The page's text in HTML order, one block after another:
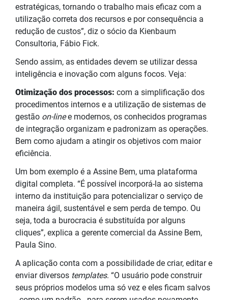
estratégicas, tornando o trabalho mais eficaz com a
utilização correta dos recursos e por consequência a
redução de custos”, diz o sócio da Kienbaum
Consultoria, Fábio Fick.
Sendo assim, as entidades devem se utilizar dessa
inteligência e inovação com alguns focos. Veja:
Otimização dos processos: com a simplificação dos
procedimentos internos e a utilização de sistemas de
gestão on-linee modernos, os conhecidos programas
de integração organizam e padronizam as operações.
Bem como ajudam a atingir os objetivos com maior
eficiência.
Um bom exemplo é a Assine Bem, uma plataforma
digital completa. “É possível incorporá-la ao sistema
interno da instituição para potencializar o serviço de
maneira ágil, sustentável e sem perda de tempo. Ou
seja, toda a burocracia é substituída por alguns
cliques”, explica a gerente comercial da Assine Bem,
Paula Sino.
A aplicação conta com a possibilidade de criar, editar e
enviar diversos templates. “O usuário pode construir
seus próprios modelos uma só vez e eles ficam salvos